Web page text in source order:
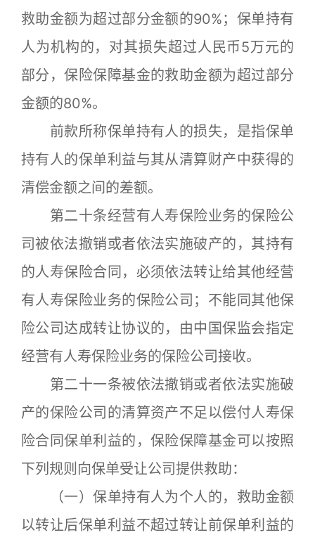
救助金额为超过部分金额的90%；保单持有
人为机构的，对其损失超过人民币5万元的
部分，保险保障基金的救助金额为超过部分
金额的80%。
前款所称保单持有人的损失，是指保单
持有人的保单利益与其从清算财产中获得的
清偿金额之间的差额。
第二十条经营有人寿保险业务的保险公
司被依法撤销或者依法实施破产的，其持有
的人寿保险合同，必须依法转让给其他经营
有人寿保险业务的保险公司；不能同其他保
险公司达成转让协议的，由中国保监会指定
经营有人寿保险业务的保险公司接收。
第二十一条被依法撤销或者依法实施破
产的保险公司的清算资产不足以偿付人寿保
险合同保单利益的，保险保障基金可以按照
下列规则向保单受让公司提供救助：
（一）保单持有人为个人的，救助金额
以转让后保单利益不超过转让前保单利益的